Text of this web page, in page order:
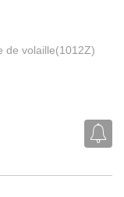
de volaille(1012Z)